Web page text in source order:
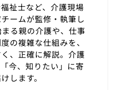
祉士など、介護現場
ームが監修・執筆し
る親の介護や、仕事
の複雑な仕組みを、
、正確に解説。介護
今、知りたい」に寄
します。